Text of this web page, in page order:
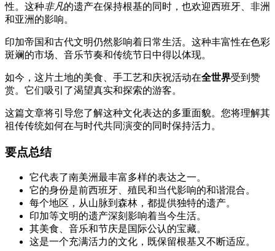
性。这种非凡的遗产在保持根基的同时，也欢迎西班牙、非洲
和亚洲的影响。
印加帝国和古代文明仍然影响着日常生活。这种丰富性在色彩
斑斓的市场、音乐节奏和传统节日中得以体现。
如今，这片土地的美食、手工艺和庆祝活动在全世界受到赞
赏。它们吸引了渴望真实和探索的游客。
这篇文章将引导您了解这种文化表达的多重面貌。您将理解其
祖传传统如何在与时代共同演变的同时保持活力。
要点总结
它代表了南美洲最丰富多样的表达之一。
它的身份是前西班牙、殖民和当代影响的和谐混合。
每个地区，从山脉到森林，都提供独特的遗产。
印加等文明的遗产深刻影响着当今生活。
其美食、音乐和节庆是国际公认的宝藏。
这是一个充满活力的文化，既保留根基又不断适应。